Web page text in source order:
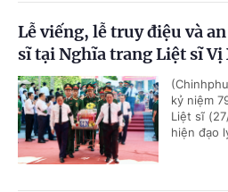
Lễ viếng, lễ truy điệu và
sĩ tại Nghĩa trang Liệt sĩ Vị
kỷ niệm
Liệt sĩ
hiện đạo